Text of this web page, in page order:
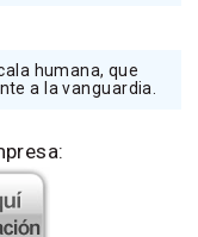
humana, que
a la vanguardia.